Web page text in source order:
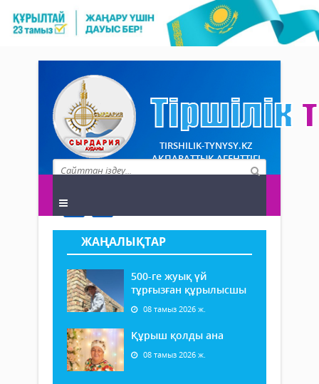
TIRSHILIK-TYNYSY.KZ
АҚПАРАТТЫҚ АГЕНТТІГІ
ЖАҢАЛЫҚТАР
500-ге жуық үй
тұрғызған құрылысшы
08 тамыз 2026 ж.
Құрыш қолды ана
08 тамыз 2026 ж.